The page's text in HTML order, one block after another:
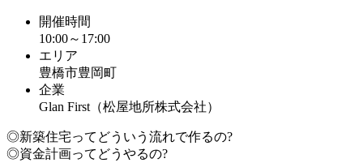
開催時間
10:00～17:00
エリア
豊橋市豊岡町
企業
Glan First（松屋地所株式会社）
◎新築住宅ってどういう流れで作るの?
◎資金計画ってどうやるの?